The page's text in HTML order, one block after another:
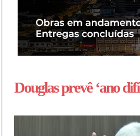
Douglas prevê ‘ano